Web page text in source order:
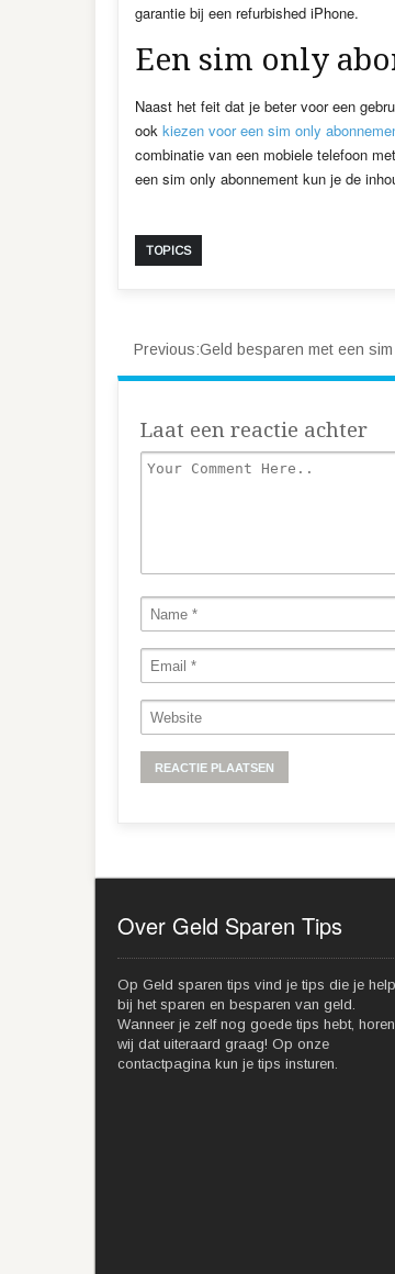
garantie bij een refurbished iPhone.
Een sim only
Naast het feit dat je beter voor een
ook kiezen voor een sim only
combinatie van een mobiele telefoon
een sim only abonnement kun je de
TOPICS
Previous:Geld besparen met een
Laat een reactie achter
Over Geld Sparen Tips
Op Geld sparen tips vind je tips die je
bij het sparen en besparen van geld.
Wanneer je zelf nog goede tips hebt, horen
wij dat uiteraard graag! Op onze
contactpagina kun je tips insturen.